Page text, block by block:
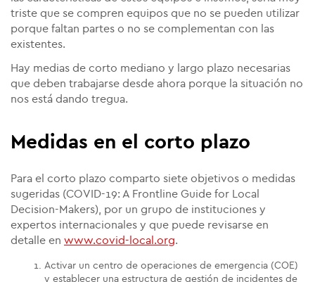
triste que se compren equipos que no se pueden utilizar
porque faltan partes o no se complementan con las
existentes.
Hay medias de corto mediano y largo plazo necesarias
que deben trabajarse desde ahora porque la situación no
nos está dando tregua.
Medidas en el corto plazo
Para el corto plazo comparto siete objetivos o medidas
sugeridas (COVID-19: A Frontline Guide for Local
Decision-Makers), por un grupo de instituciones y
expertos internacionales y que puede revisarse en
detalle en www.covid-local.org.
Activar un centro de operaciones de emergencia (COE)
y establecer una estructura de gestión de incidentes de